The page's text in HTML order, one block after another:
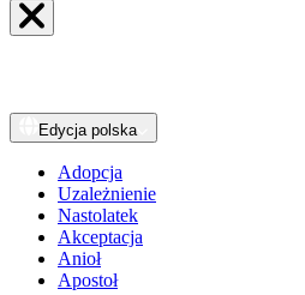
Edycja polska
Adopcja
Uzależnienie
Nastolatek
Akceptacja
Anioł
Apostoł